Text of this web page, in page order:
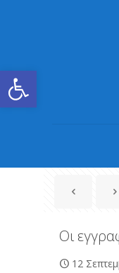
Ανοίξτε τη γραμμή εργαλείων
Οι
12